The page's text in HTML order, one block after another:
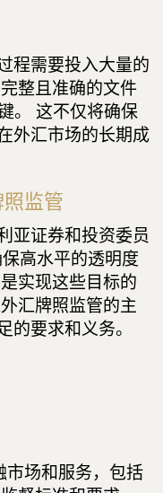
程需要投入大量的
整且准确的文件
。 这不仅将确保
外汇市场的长期成
监管
亚证券和投资委员
高水平的透明度
实现这些目标的
汇牌照监管的主
的要求和义务。
市场和服务，包括